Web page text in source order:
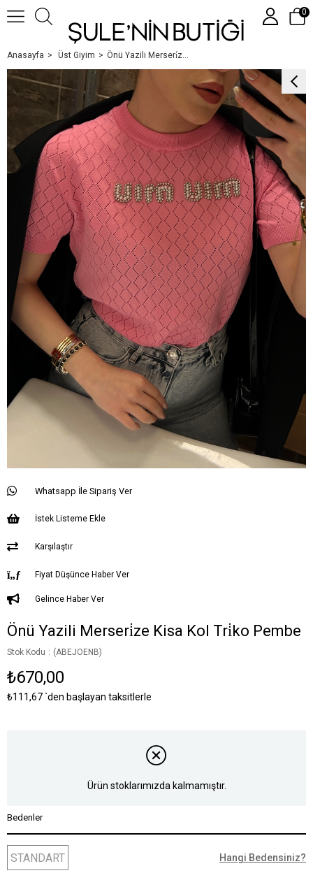
Üye Girişi
0
Anasayfa Üst Giyim Önü Yazili Merseri̇ze Kisa Kol Tri̇ko Pembe
Whatsapp İle Sipariş Ver
İstek Listeme Ekle
Karşılaştır
Fiyat Düşünce Haber Ver
Gelince Haber Ver
Önü Yazili Merseri̇ze Kisa Kol Tri̇ko Pembe
Stok Kodu (ABEJOENB)
₺670,00
₺111,67`den başlayan taksitlerle
Ürün stoklarımızda kalmamıştır.
Bedenler
STANDART Hangi Bedensiniz?